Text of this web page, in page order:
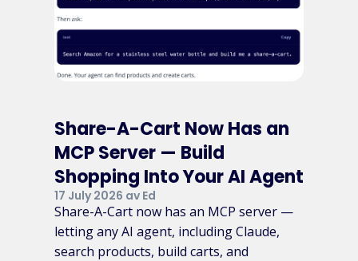
Share-A-Cart Now Has an
MCP Server — Build
Shopping Into Your AI Agent
17 July 2026 av Ed
Share-A-Cart now has an MCP server —
letting any AI agent, including Claude,
search products, build carts, and